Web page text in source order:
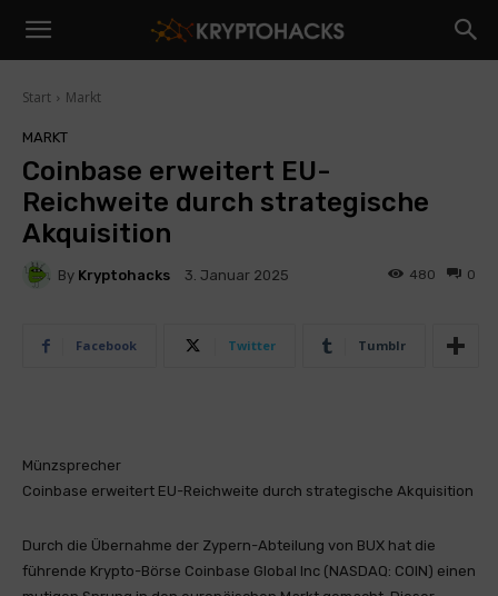
Start Markt
MARKT
Coinbase erweitert EU-
Reichweite durch strategische
Akquisition
By Kryptohacks 3. Januar 2025 0
480
Facebook Twitter Tumblr
Münzsprecher
Coinbase erweitert EU-Reichweite durch strategische Akquisition
Durch die Übernahme der Zypern-Abteilung von BUX hat die
führende Krypto-Börse Coinbase Global Inc (NASDAQ: COIN) einen